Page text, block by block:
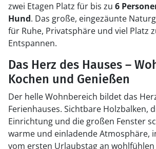
zwei Etagen Platz für bis zu 6
Hund. Das große, eingezäunte
für Ruhe, Privatsphäre und viel Platz
Entspannen.
Das Herz des Hauses –
Kochen und Genießen
Der helle Wohnbereich bildet das
Ferienhauses. Sichtbare Holzbalken,
Einrichtung und die großen Fenster
warme und einladende Atmosphäre,
vom ersten Urlaubstag an